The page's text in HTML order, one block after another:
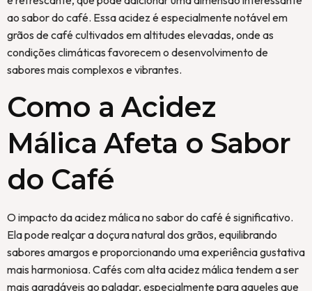
ao sabor do café. Essa acidez é especialmente notável em
grãos de café cultivados em altitudes elevadas, onde as
condições climáticas favorecem o desenvolvimento de
sabores mais complexos e vibrantes.
Como a Acidez
Málica Afeta o Sabor
do Café
O impacto da acidez málica no sabor do café é significativo.
Ela pode realçar a doçura natural dos grãos, equilibrando
sabores amargos e proporcionando uma experiência gustativa
mais harmoniosa. Cafés com alta acidez málica tendem a ser
mais agradáveis ao paladar, especialmente para aqueles que